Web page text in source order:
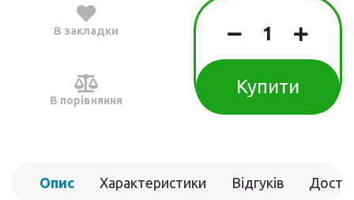
В закладки
В порівняння
Купити
Опис Характеристики Відгуків